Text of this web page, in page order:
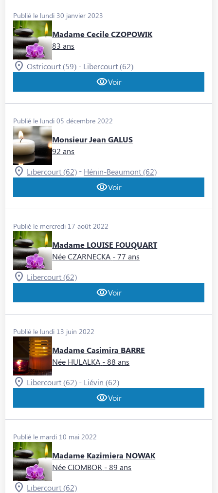
Publié le lundi 30 janvier 2023
Madame Cecile CZOPOWIK
83 ans
Ostricourt (59) - Libercourt (62)
Voir
Publié le lundi 05 décembre 2022
Monsieur Jean GALUS
92 ans
Libercourt (62) - Hénin-Beaumont (62)
Voir
Publié le mercredi 17 août 2022
Madame LOUISE FOUQUART
Née CZARNECKA - 77 ans
Libercourt (62)
Voir
Publié le lundi 13 juin 2022
Madame Casimira BARRE
Née HULALKA - 88 ans
Libercourt (62) - Liévin (62)
Voir
Publié le mardi 10 mai 2022
Madame Kazimiera NOWAK
Née CIOMBOR - 89 ans
Libercourt (62)